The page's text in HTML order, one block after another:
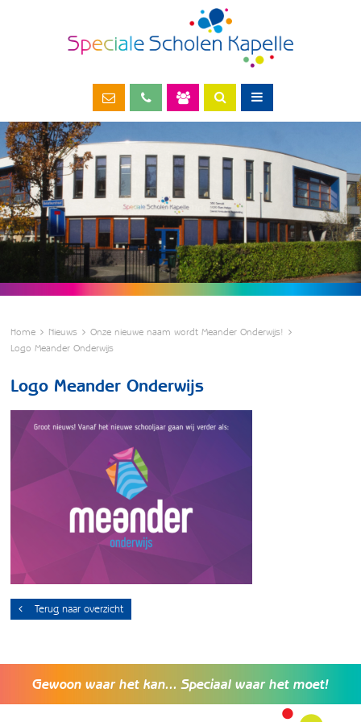
Home Nieuws
Onze nieuwe naam wordt Meander Onderwijs!
Logo Meander Onderwijs
Logo Meander Onderwijs
Terug naar overzicht
Gewoon waar het kan... Speciaal waar het moet!